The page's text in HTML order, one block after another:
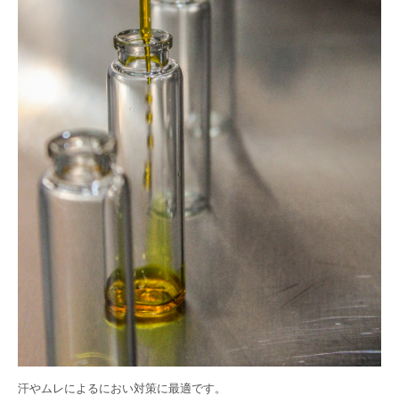
汗やムレによるにおい対策に最適です。